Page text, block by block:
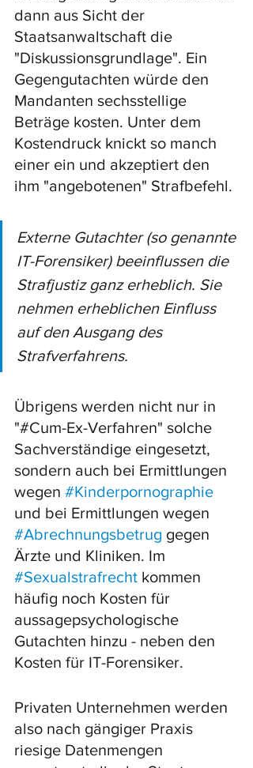
dann aus Sicht der
Staatsanwaltschaft die
"Diskussionsgrundlage". Ein
Gegengutachten würde den
Mandanten sechsstellige
Beträge kosten. Unter dem
Kostendruck knickt so manch
einer ein und akzeptiert den
ihm "angebotenen" Strafbefehl.
Externe Gutachter (so genannte
IT-Forensiker) beeinflussen die
Strafjustiz ganz erheblich. Sie
nehmen erheblichen Einfluss
auf den Ausgang des
Strafverfahrens.
Übrigens werden nicht nur in
"#Cum-Ex-Verfahren" solche
Sachverständige eingesetzt,
sondern auch bei Ermittlungen
wegen #Kinderpornographie
und bei Ermittlungen wegen
#Abrechnungsbetrug gegen
Ärzte und Kliniken. Im
#Sexualstrafrecht kommen
häufig noch Kosten für
aussagepsychologische
Gutachten hinzu - neben den
Kosten für IT-Forensiker.
Privaten Unternehmen werden
also nach gängiger Praxis
riesige Datenmengen